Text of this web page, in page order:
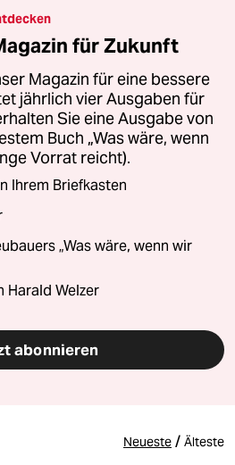
für Zukunft
Magazin für eine bessere
jährlich vier Ausgaben für
Sie eine Ausgabe von
Buch „Was wäre, wenn
Vorrat reicht).
Ihrem Briefkasten
„Was wäre, wenn wir
Harald Welzer
abonnieren
Neueste / Älteste